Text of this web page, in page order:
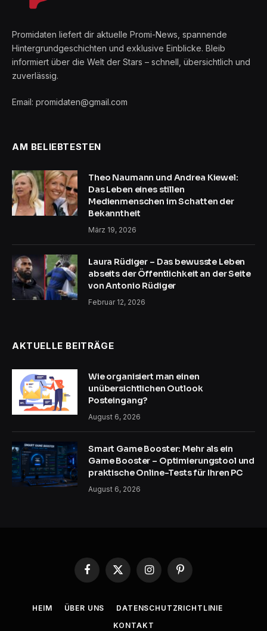
Promidaten liefert dir aktuelle Promi-News, spannende
Hintergrundgeschichten und exklusive Einblicke. Bleib
informiert über die Welt der Stars – schnell, übersichtlich und
zuverlässig.
Email: promidaten@gmail.com
AM BELIEBTESTEN
Theo Naumann und Andrea Kiewel:
Das Leben eines stillen
Medienmenschen im Schatten der
Bekanntheit
März 19, 2026
Laura Rüdiger – Das bewusste Leben
abseits der Öffentlichkeit an der Seite
von Antonio Rüdiger
Februar 12, 2026
AKTUELLE BEITRÄGE
Wie organisiert man einen
unübersichtlichen Outlook
Posteingang?
August 6, 2026
Smart Game Booster: Mehr als ein
Game Booster – Optimierungstool und
praktische Online-Tests für Ihren PC
August 6, 2026
Facebook
X
InstagramPinterest
HEIM ÜBER UNS
DATENSCHUTZRICHTLINIE
KONTAKT